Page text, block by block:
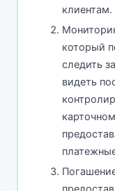
клиентам.
который
следить
видеть